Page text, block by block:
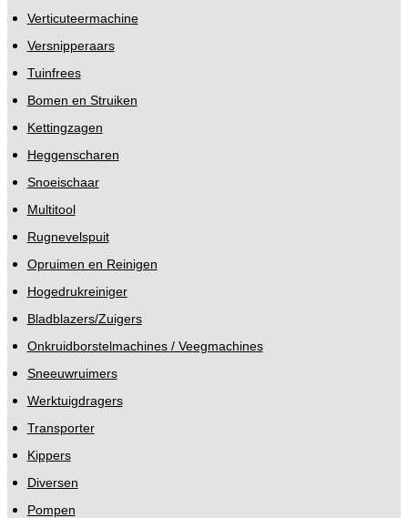
Verticuteermachine
Versnipperaars
Tuinfrees
Bomen en Struiken
Kettingzagen
Heggenscharen
Snoeischaar
Multitool
Rugnevelspuit
Opruimen en Reinigen
Hogedrukreiniger
Bladblazers/Zuigers
Onkruidborstelmachines / Veegmachines
Sneeuwruimers
Werktuigdragers
Transporter
Kippers
Diversen
Pompen